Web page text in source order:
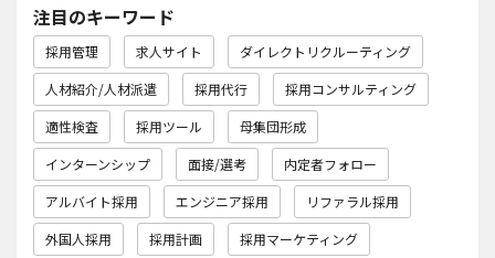
注目のキーワード
採用管理 求人サイト
ダイレクトリクルーティング
人材紹介/人材派遣
採用代行
採用コンサルティング
適性検査
採用ツール
母集団形成
インターンシップ
面接/選考
内定者フォロー
アルバイト採用
エンジニア採用
リファラル採用
外国人採用
採用計画
採用マーケティング